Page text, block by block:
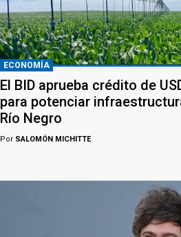
ECONOMÍA
El BID aprueba crédito de
para potenciar
Río Negro
Por SALOMÓN MICHITTE